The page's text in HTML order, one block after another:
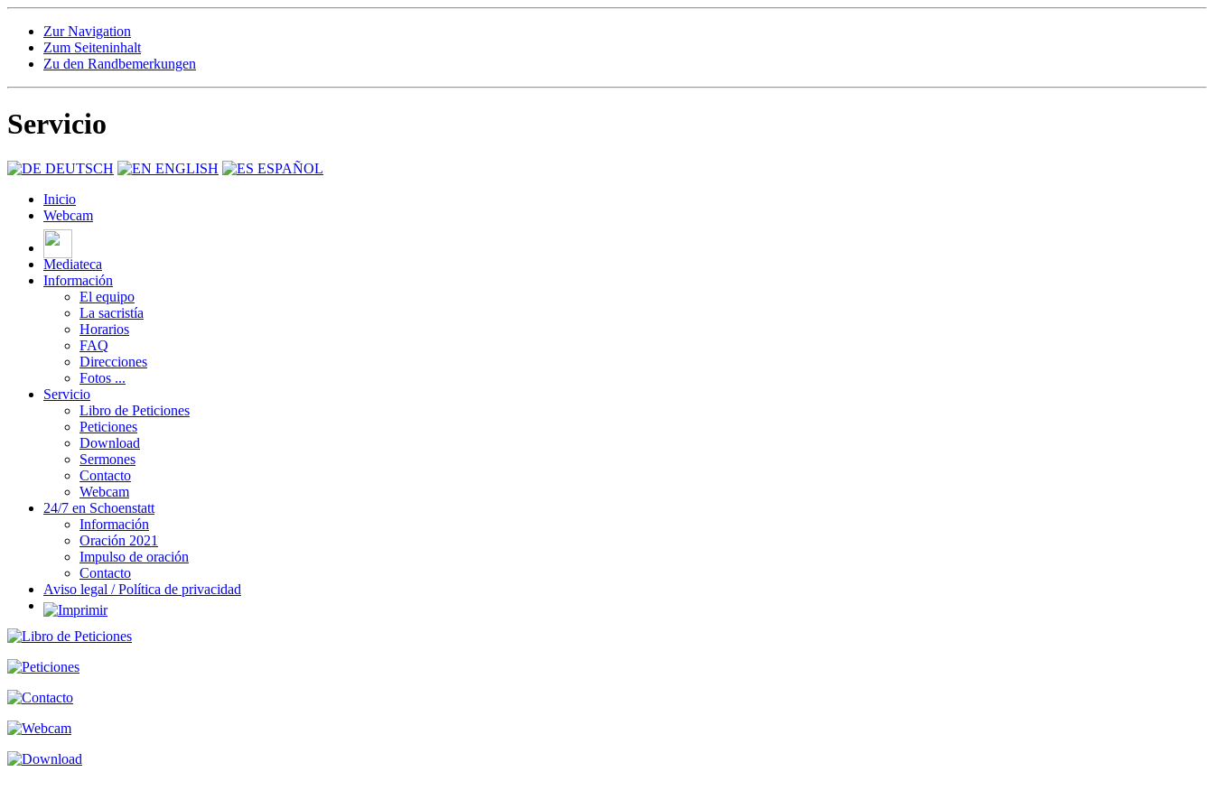
Zur Navigation
Zum Seiteninhalt
Zu den Randbemerkungen
Servicio
DEUTSCH ENGLISH
ESPAÑOL
Inicio
Webcam
Mediateca
Información
El equipo
La sacristía
Horarios
FAQ
Direcciones
Fotos ...
Servicio
Libro de Peticiones
Peticiones
Download
Sermones
Contacto
Webcam
24/7 en Schoenstatt
Información
Oración 2021
Impulso de oración
Contacto
Aviso legal / Política de privacidad